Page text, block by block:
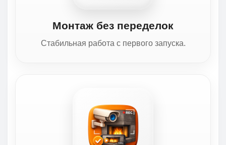
Монтаж без переделок
Стабильная работа с первого запуска.